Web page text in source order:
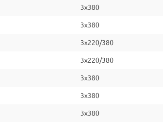
3x380
3x380
3x220/380
3x220/380
3x380
3x380
3x380